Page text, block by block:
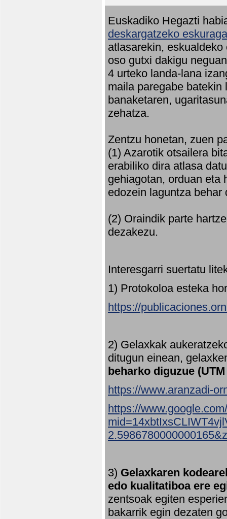
Euskadiko Hegazti
deskargatzeko
atlasarekin,
oso gutxi dakigu
4 urteko landa-lana
maila paregabe
banaketaren,
zehatza.
Zentzu honetan, zuen
(1) Azarotik otsailera
erabiliko dira atlasa
gehiagotan, orduan eta
edozein laguntza behar
(2) Oraindik parte
dezakezu.
Interesgarri suertatu
1) Protokoloa esteka
https://
2) Gelaxkak
ditugun einean,
beharko diguzue
https://www.aranzadi-
https://
3) Gelaxkaren
edo kualitatiboa ere
zentsoak egiten
bakarrik egin dezaten